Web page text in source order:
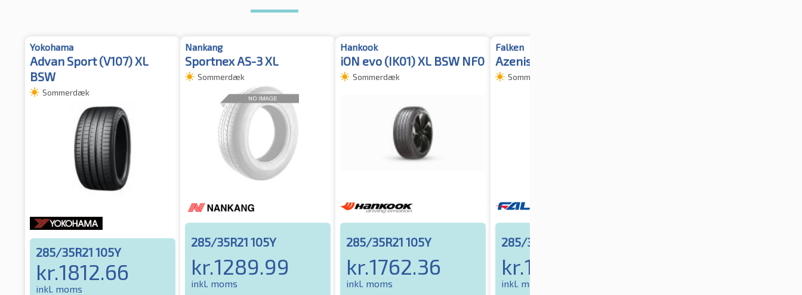
Yokohama
Advan Sport (V107) XL
BSW
Sommerdæk
285/35R21 105Y
kr.1812.66
inkl. moms
Nankang
Sportnex AS-3 XL
Sommerdæk
285/35R21 105Y
kr.1289.99
inkl. moms
Hankook
iON evo (IK01) XL BSW NF0
Sommerdæk
285/35R21 105Y
kr.1762.36
inkl. moms
Falken
Azenis FK520 XL MFS
Sommerdæk
285/35R21 105Y
kr.1836.20
inkl. moms